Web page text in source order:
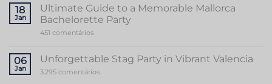
Sensational
World
of
18
Jan
Ultimate Guide to a Memorable Mallorca
Bachelorette Party
451 comentáriosem
to
a
Memorable
06
Jan
Unforgettable Stag Party in Vibrant Valencia
3.295 comentáriosem